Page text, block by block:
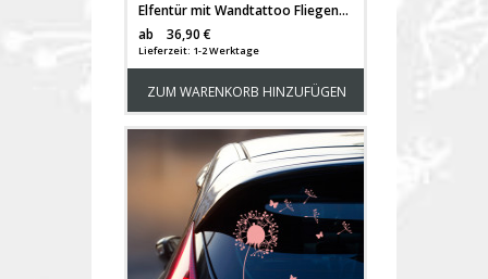
Elfentür mit Wandtattoo Fliegenpilz mit Waschbär Fuchs und Punkten e07
ab
36,90 €
Lieferzeit: 1-2 Werktage
ZUM WARENKORB HINZUFÜGEN